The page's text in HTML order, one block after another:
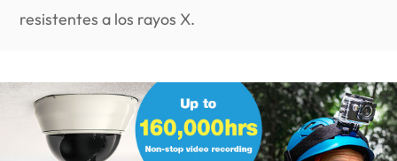
resistentes a los rayos X.